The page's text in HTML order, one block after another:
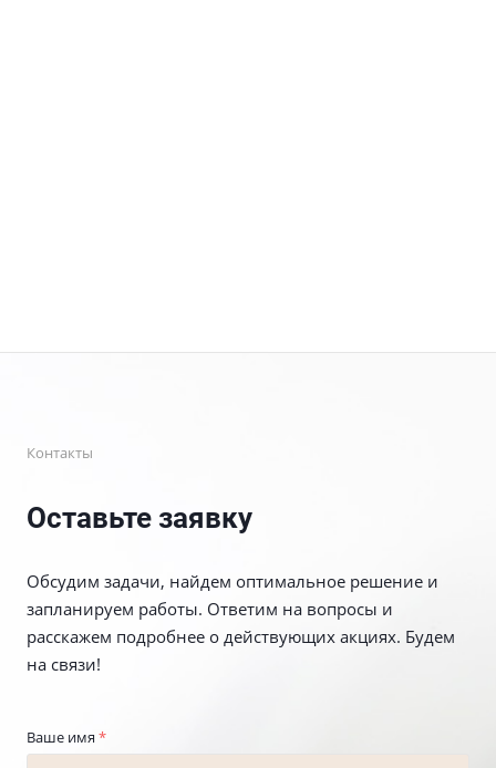
Контакты
Оставьте заявку
Обсудим задачи, найдем оптимальное решение и
запланируем работы. Ответим на вопросы и
расскажем подробнее о действующих акциях. Будем
на связи!
Ваше имя *